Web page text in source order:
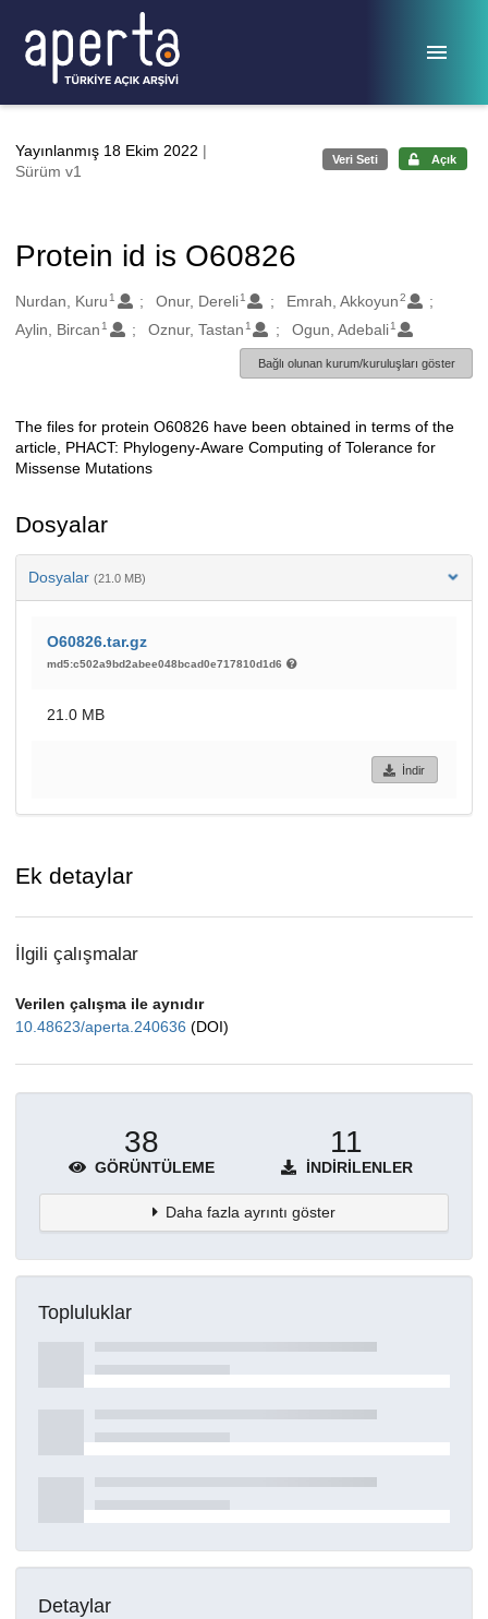
Yayınlanmış 18 Ekim 2022 |
Sürüm v1
Veri Seti Açık
Protein id is O60826
Oluşturanlar
Nurdan, Kuru 1 Onur, Dereli 1 Emrah, Akkoyun2
Aylin, Bircan 1 Oznur, Tastan 1 Ogun, Adebali 1
Bağlı olunan kurum/kuruluşları göster
Açıklama
The files for protein O60826 have been obtained in terms of the
article, PHACT: Phylogeny-Aware Computing of Tolerance for
Missense Mutations
Dosyalar
Dosyalar (21.0 MB)
O60826.tar.gz
md5:c502a9bd2abee048bcad0e717810d1d6
21.0 MB
İndir
Ek detaylar
İlgili çalışmalar
Verilen çalışma ile aynıdır
10.48623/aperta.240636 (DOI)
38
GÖRÜNTÜLEME
11
İNDIRILENLER
Daha fazla ayrıntı göster
Topluluklar
Detaylar